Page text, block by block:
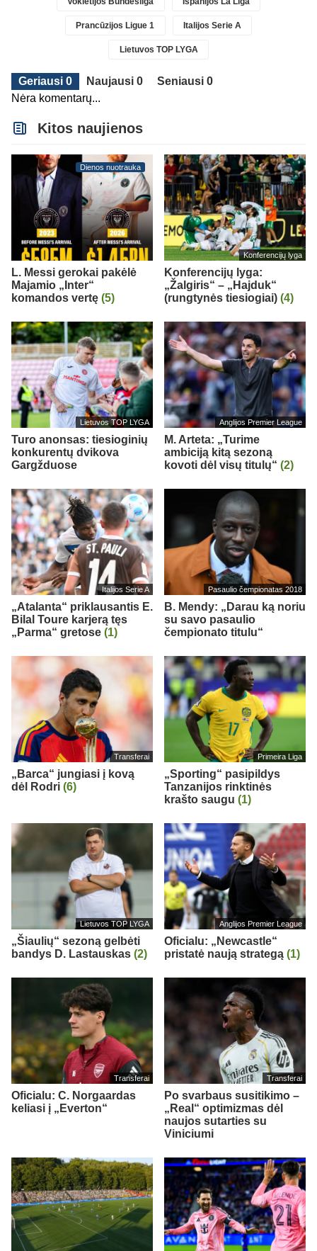
Prancūzijos Ligue 1 Italijos Serie A
Lietuvos TOP LYGA
Geriausi 0 Naujausi 0
Seniausi 0
Nėra komentarų...
Kitos naujienos
Dienos nuotrauka
L. Messi gerokai pakėlė
Majamio „Inter“
komandos vertę (5)
Konferencijų lyga
Konferencijų lyga:
„Žalgiris“ – „Hajduk“
(rungtynės tiesiogiai) (4)
Lietuvos TOP LYGA
Turo anonsas: tiesioginių
konkurentų dvikova
Gargžduose
Anglijos Premier League
M. Arteta: „Turime
ambiciją kitą sezoną
kovoti dėl visų titulų“ (2)
Italijos Serie A
„Atalanta“ priklausantis E.
Bilal Toure karjerą tęs
„Parma“ gretose (1)
Pasaulio čempionatas 2018
B. Mendy: „Darau ką noriu
su savo pasaulio
čempionato titulu“
Transferai
„Barca“ jungiasi į kovą
dėl Rodri (6)
Primeira Liga
„Sporting“ pasipildys
Tanzanijos rinktinės
krašto saugu (1)
Lietuvos TOP LYGA
„Šiaulių“ sezoną gelbėti
bandys D. Lastauskas (2)
Anglijos Premier League
Oficialu: „Newcastle“
pristatė naują strategą (1)
Transferai
Oficialu: C. Norgaardas
keliasi į „Everton“
Transferai
Po svarbaus susitikimo –
„Real“ optimizmas dėl
naujos sutarties su
Viniciumi